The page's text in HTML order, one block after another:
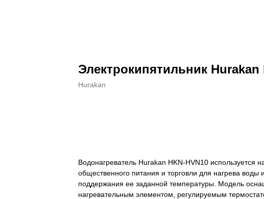
Электрокипятильник Hurakan
Hurakan
Водонагреватель Hurakan HKN-HVN10 используется
общественного питания и торговли для нагрева воды
поддержания ее заданной температуры. Модель
нагревательным элементом, регулируемым